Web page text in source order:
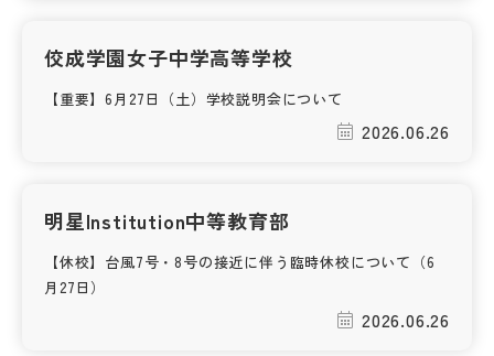
佼成学園女子中学高等学校
【重要】6月27日（土）学校説明会について
2026.06.26
明星Institution中等教育部
【休校】台風7号・8号の接近に伴う臨時休校について（6
月27日）
2026.06.26